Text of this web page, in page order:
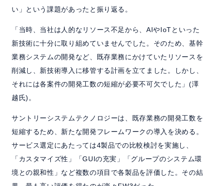
い」という課題があったと振り返る。
「当時、当社は人的なリソース不足から、AIやIoTといった
新技術に十分に取り組めていませんでした。そのため、基幹
業務システムの開発など、既存業務にかけていたリソースを
削減し、新技術導入に移管する計画を立てました。しかし、
それには各案件の開発工数の短縮が必要不可欠でした」(澤
越氏)。
サントリーシステムテクノロジーは、既存業務の開発工数を
短縮するため、新たな開発フレームワークの導入を決める。
サービス選定にあたっては4製品での比較検討を実施し、
「カスタマイズ性」「GUIの充実」「グループのシステム環
境との親和性」など複数の項目で各製品を評価した。その結